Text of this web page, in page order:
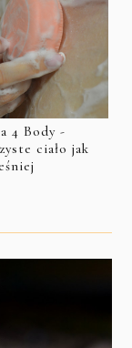
4 Body -
ciało jak